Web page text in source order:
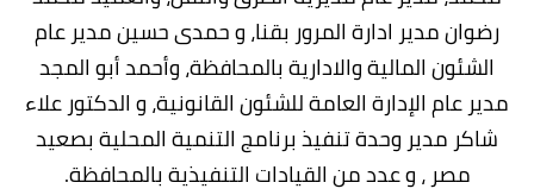
رضوان مدير ادارة المرور بقنا، و حمدى حسين مدير عام
الشئون المالية والادارية بالمحافظة، وأحمد أبو المجد
مدير عام الإدارة العامة للشئون القانونية، و الدكتور علاء
شاكر مدير وحدة تنفيذ برنامج التنمية المحلية بصعيد
مصر ، و عدد من القيادات التنفيذية بالمحافظة.